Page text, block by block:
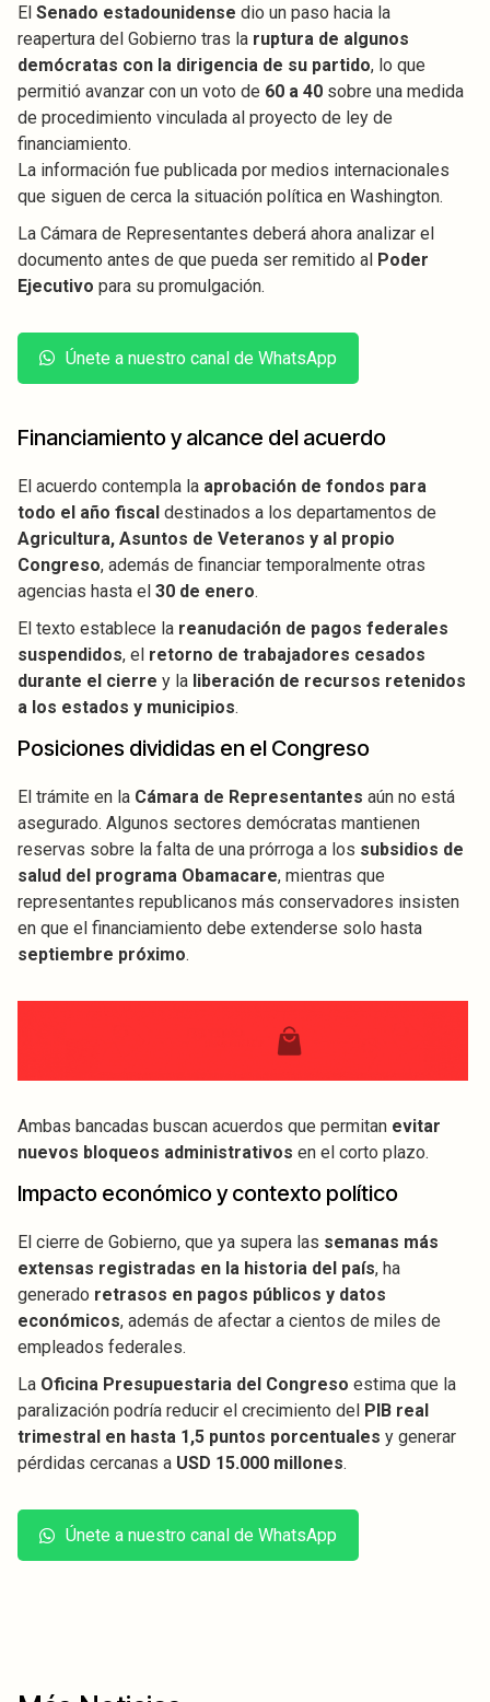
El Senado estadounidense dio un paso hacia la
reapertura del Gobierno tras la ruptura de algunos
demócratas con la dirigencia de su partido, lo que
permitió avanzar con un voto de 60 a 40 sobre una medida
de procedimiento vinculada al proyecto de ley de
financiamiento.
La información fue publicada por medios internacionales
que siguen de cerca la situación política en Washington.
La Cámara de Representantes deberá ahora analizar el
documento antes de que pueda ser remitido al Poder
Ejecutivo para su promulgación.
Únete a nuestro canal de WhatsApp
Financiamiento y alcance del acuerdo
El acuerdo contempla la aprobación de fondos para
todo el año fiscal destinados a los departamentos de
Agricultura, Asuntos de Veteranos y al propio
Congreso, además de financiar temporalmente otras
agencias hasta el 30 de enero.
El texto establece la reanudación de pagos federales
suspendidos, el retorno de trabajadores cesados
durante el cierre y la liberación de recursos retenidos
a los estados y municipios.
Posiciones divididas en el Congreso
El trámite en la Cámara de Representantes aún no está
asegurado. Algunos sectores demócratas mantienen
reservas sobre la falta de una prórroga a los subsidios de
salud del programa Obamacare, mientras que
representantes republicanos más conservadores insisten
en que el financiamiento debe extenderse solo hasta
septiembre próximo.
Ambas bancadas buscan acuerdos que permitan evitar
nuevos bloqueos administrativos en el corto plazo.
Impacto económico y contexto político
El cierre de Gobierno, que ya supera las semanas más
extensas registradas en la historia del país, ha
generado retrasos en pagos públicos y datos
económicos, además de afectar a cientos de miles de
empleados federales.
La Oficina Presupuestaria del Congreso estima que la
paralización podría reducir el crecimiento del
PIB real
trimestral en hasta 1,5 puntos porcentuales y generar
pérdidas cercanas a USD 15.000 millones.
Únete a nuestro canal de WhatsApp